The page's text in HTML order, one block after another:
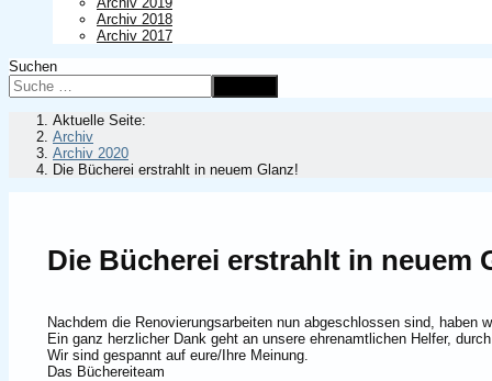
Archiv 2018
Archiv 2017
Suchen
Aktuelle Seite:
Archiv
Archiv 2020
Die Bücherei erstrahlt in neuem Glanz!
Die Bücherei erstrahlt in neuem
Nachdem die Renovierungsarbeiten nun abgeschlossen sind, haben
Ein ganz herzlicher Dank geht an unsere ehrenamtlichen Helfer,
Wir sind gespannt auf eure/Ihre Meinung.
Das Büchereiteam